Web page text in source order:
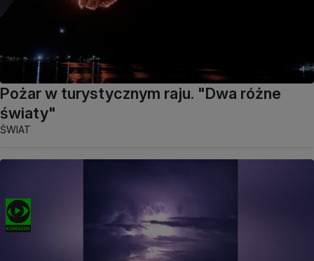
Pożar w turystycznym raju. "Dwa różne
światy"
ŚWIAT